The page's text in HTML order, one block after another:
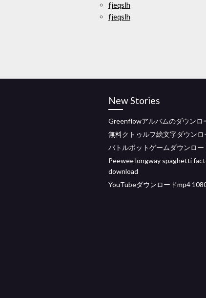
fjeqslh
fjeqslh
New Stories
Greenflowアルバムのダウンロ
無料クトゥルフ絵文字ダウンロ
バトルボットゲームダウンロー
Peewee longway spaghetti
download
YouTubeダウンロードmp4